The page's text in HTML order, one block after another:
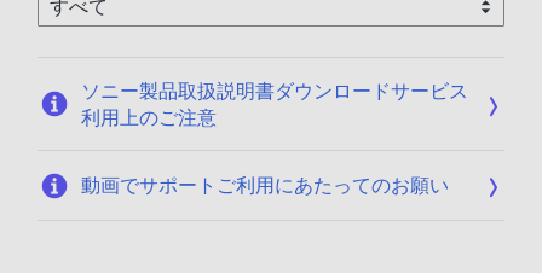
ソニー製品取扱説明書ダウンロードサービス
利用上のご注意
動画でサポートご利用にあたってのお願い